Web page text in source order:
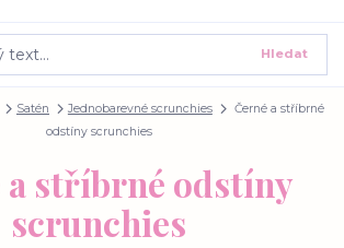
Hledat
Satén Jednobarevné scrunchies
Černé a stříbrné
odstíny scrunchies
a stříbrné odstíny
scrunchies